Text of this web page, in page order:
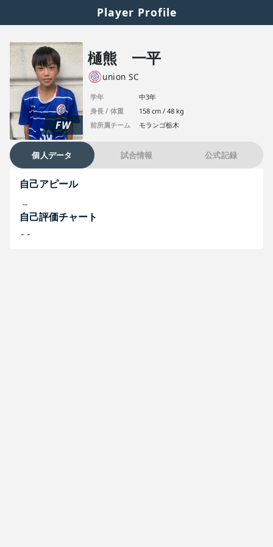
Player Profile
FW
樋熊 一平
union SC
学年
中3年
身長 / 体重
158 cm / 48 kg
前所属チーム
モランゴ栃木
個人データ 試合情報 公式記録
自己アピール
--
自己評価チャート
--